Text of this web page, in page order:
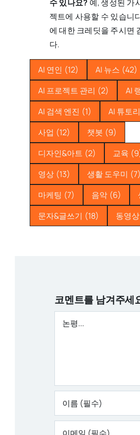
수 있나요? 예, 생성된 가
젝트에 사용할 수 있습니
에 대한 크레딧을 주시면
다.
AI 연인 (12) AI 뉴스 (42)
AI 프로젝트 관리 (2) AI
AI 검색 엔진 (1) AI 튜토
사업 (12) 챗봇 (9)
디자인&아트 (2) 교육
영상 (13) 생활 도우미 (7)
마케팅 (7) 음악 (6)
문자&글쓰기 (18) 동영상
코멘트를 남겨주세